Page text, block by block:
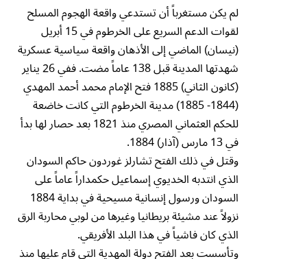
لم يكن مستغرباً أن تستدعي واقعة الهجوم المسلح
لقوات الدعم السريع على الخرطوم في 15 أبريل
(نيسان) الماضي إلى الأذهان واقعة سياسية عسكرية
شهدتها المدينة قبل 138 عاماً مضت. ففي 26 يناير
(كانون الثاني) 1885 فتح الإمام محمد أحمد المهدي
(1844- 1885) مدينة الخرطوم التي كانت خاضعة
للحكم العثماني المصري منذ 1821 بعد حصار لها بدأ
في 13 مارس (آذار) 1884.
وقتل في ذلك الفتح تشارلز غوردون حاكم السودان
الذي انتدبه الخديوي إسماعيل حكمداراً عاماً على
السودان ورسول إنسانية مسيحية في بداية 1884
نزولاً عند مشيئة بريطانيا وغيرها من لوبي محاربة الرق
الذي كان فاشياً في هذا البلد الأفريقي.
وتأسست بعد الفتح دولة المهدية التي قام عليها منذ